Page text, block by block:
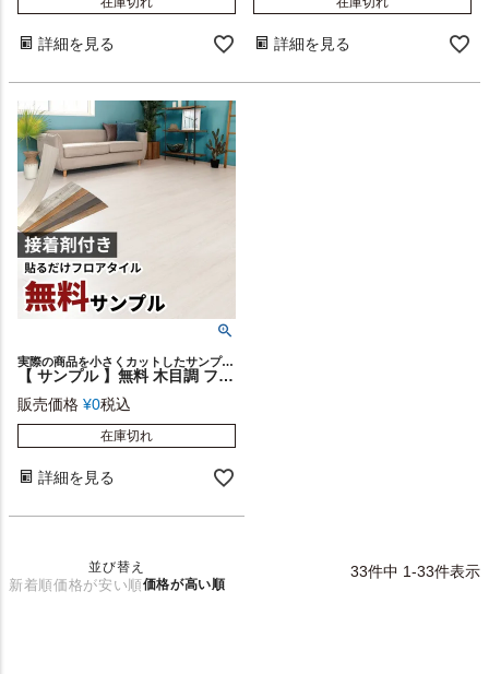
詳細を見る 詳細を見る
実際の商品を小さくカットしたサンプルをメール便でお届け♪
【 サンプル 】無料 木目調 フロアタイル サンプル [シールタイプ]ft-300-sample【 床材 フローリング カーペット DIY 床 シート 簡単 ウッドカーペット ビニールフロア ウッドタイル 床タイル かーぺっと おしゃれ マット 】
販売価格 ¥0税込
在庫切れ
詳細を見る
並び替え
新着順価格が安い順価格が高い順
33件中 1-33件表示